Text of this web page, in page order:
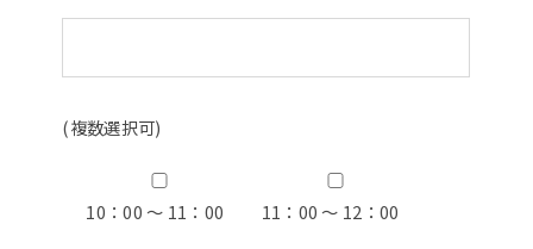
(複数選択可)
10：00 ～ 11：00 11：00 ～ 12：00